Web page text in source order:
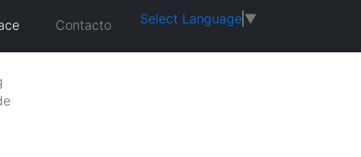
Contacto Select Language ▼